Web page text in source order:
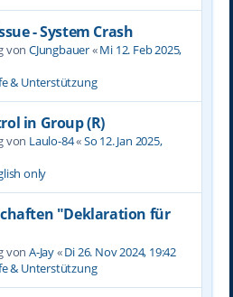
- System Crash
von CJungbauer«Mi 12. Feb 2025,
& Unterstützung
in Group (R)
von Laulo-84«So 12. Jan 2025,
only
"Deklaration für
von A-Jay«Di 26. Nov 2024, 19:42
& Unterstützung